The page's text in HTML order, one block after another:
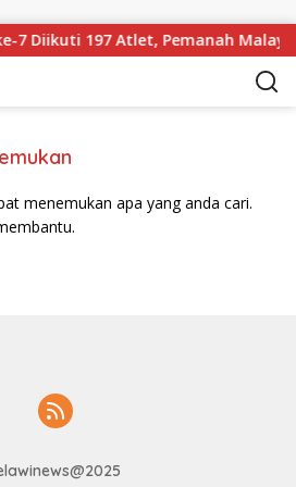
7 Diikuti 197 Atlet, Pemanah
menemukan apa yang anda cari.